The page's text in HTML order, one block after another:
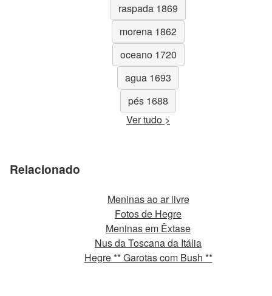
raspada 1869
morena 1862
oceano 1720
agua 1693
pés 1688
Ver tudo >
Relacionado
Meninas ao ar livre
Fotos de Hegre
Meninas em Êxtase
Nus da Toscana da Itália
Hegre ** Garotas com Bush **